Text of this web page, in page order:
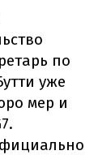
по
уже
мер и